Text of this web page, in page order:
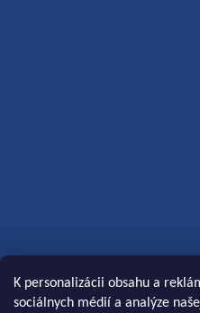
K personalizácii obsahu a
sociálnych médií a analýze